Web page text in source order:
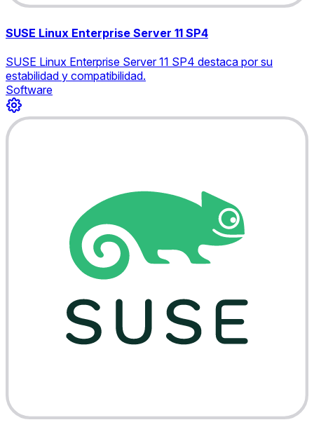
SUSE Linux Enterprise Server 11 SP4
SUSE Linux Enterprise Server 11 SP4 destaca por su
estabilidad y compatibilidad.
Software